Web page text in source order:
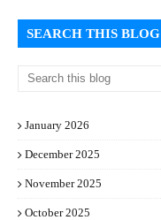
SEARCH THIS BLOG
January 2026
December 2025
November 2025
October 2025